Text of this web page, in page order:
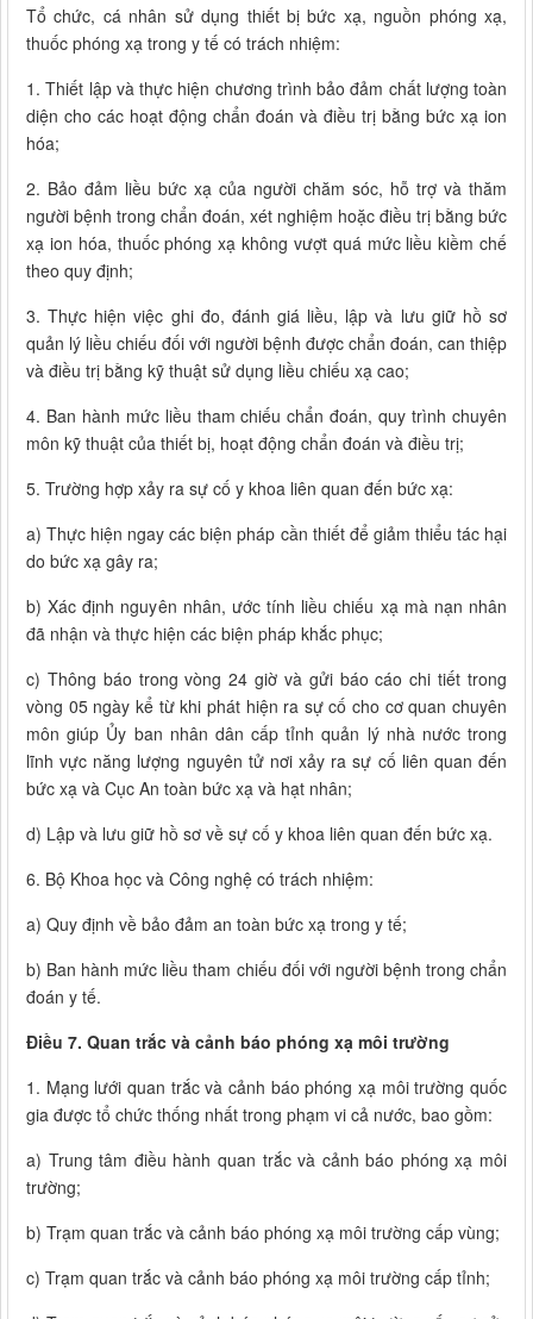
Tổ chức, cá nhân sử dụng thiết bị bức xạ, nguồn phóng xạ,
thuốc phóng xạ trong y tế có trách nhiệm:
1. Thiết lập và thực hiện chương trình bảo đảm chất lượng toàn
diện cho các hoạt động chẩn đoán và điều trị bằng bức xạ ion
hóa;
2. Bảo đảm liều bức xạ của người chăm sóc, hỗ trợ và thăm
người bệnh trong chẩn đoán, xét nghiệm hoặc điều trị bằng bức
xạ ion hóa, thuốc phóng xạ không vượt quá mức liều kiềm chế
theo quy định;
3. Thực hiện việc ghi đo, đánh giá liều, lập và lưu giữ hồ sơ
quản lý liều chiếu đối với người bệnh được chẩn đoán, can thiệp
và điều trị bằng kỹ thuật sử dụng liều chiếu xạ cao;
4. Ban hành mức liều tham chiếu chẩn đoán, quy trình chuyên
môn kỹ thuật của thiết bị, hoạt động chẩn đoán và điều trị;
5. Trường hợp xảy ra sự cố y khoa liên quan đến bức xạ:
a) Thực hiện ngay các biện pháp cần thiết để giảm thiểu tác hại
do bức xạ gây ra;
b) Xác định nguyên nhân, ước tính liều chiếu xạ mà nạn nhân
đã nhận và thực hiện các biện pháp khắc phục;
c) Thông báo trong vòng 24 giờ và gửi báo cáo chi tiết trong
vòng 05 ngày kể từ khi phát hiện ra sự cố cho cơ quan chuyên
môn giúp Ủy ban nhân dân cấp tỉnh quản lý nhà nước trong
lĩnh vực năng lượng nguyên tử nơi xảy ra sự cố liên quan đến
bức xạ và Cục An toàn bức xạ và hạt nhân;
d) Lập và lưu giữ hồ sơ về sự cố y khoa liên quan đến bức xạ.
6. Bộ Khoa học và Công nghệ có trách nhiệm:
a) Quy định về bảo đảm an toàn bức xạ trong y tế;
b) Ban hành mức liều tham chiếu đối với người bệnh trong chẩn
đoán y tế.
Điều 7. Quan trắc và cảnh báo phóng xạ môi trường
1. Mạng lưới quan trắc và cảnh báo phóng xạ môi trường quốc
gia được tổ chức thống nhất trong phạm vi cả nước, bao gồm:
a) Trung tâm điều hành quan trắc và cảnh báo phóng xạ môi
trường;
b) Trạm quan trắc và cảnh báo phóng xạ môi trường cấp vùng;
c) Trạm quan trắc và cảnh báo phóng xạ môi trường cấp tỉnh;